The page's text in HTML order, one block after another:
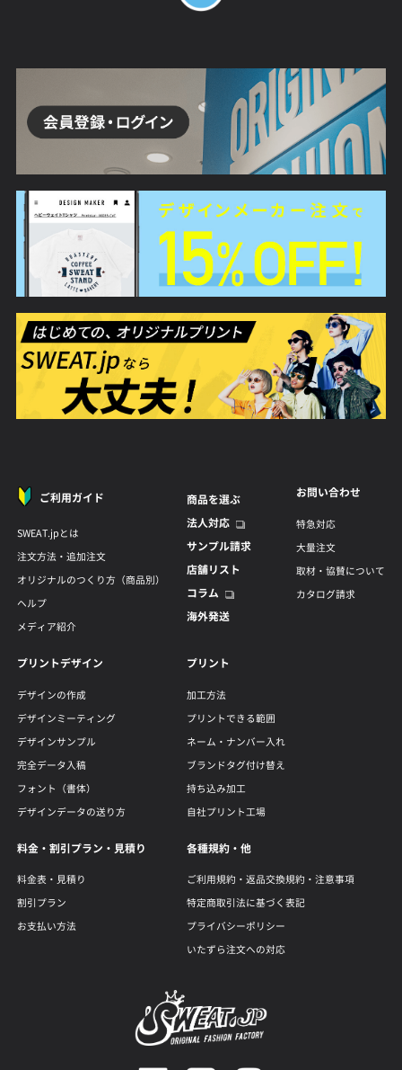
ご利用ガイド
SWEAT.jpとは
注文方法・追加注文
オリジナルのつくり方（商品別）
ヘルプ
メディア紹介
商品を選ぶ
法人対応
サンプル請求
店舗リスト
コラム
海外発送
お問い合わせ
特急対応
大量注文
取材・協賛について
カタログ請求
プリントデザイン
デザインの作成
デザインミーティング
デザインサンプル
完全データ入稿
フォント（書体）
デザインデータの送り方
プリント
加工方法
プリントできる範囲
ネーム・ナンバー入れ
ブランドタグ付け替え
持ち込み加工
自社プリント工場
料金・割引プラン・見積り
料金表・見積り
割引プラン
お支払い方法
各種規約・他
ご利用規約・返品交換規約・注意事項
特定商取引法に基づく表記
プライバシーポリシー
いたずら注文への対応